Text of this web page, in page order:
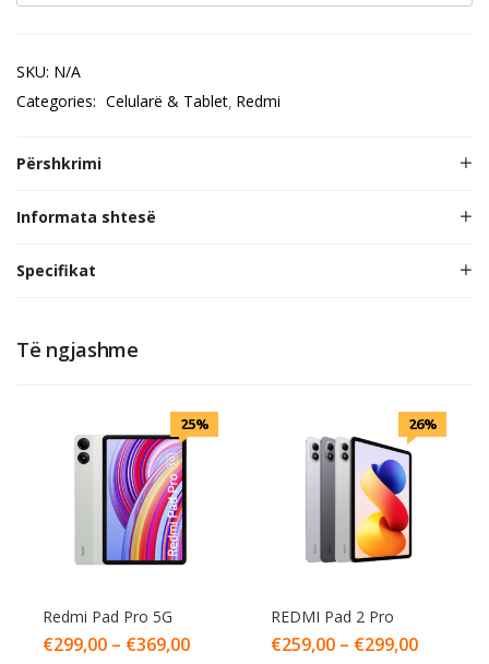
SKU: N/A
Categories: Celularë & Tablet Redmi
Përshkrimi
Informata shtesë
Specifikat
Të ngjashme
25%
Redmi Pad Pro 5G
€299,00 – €369,00
26%
REDMI Pad 2 Pro
€259,00 – €299,00